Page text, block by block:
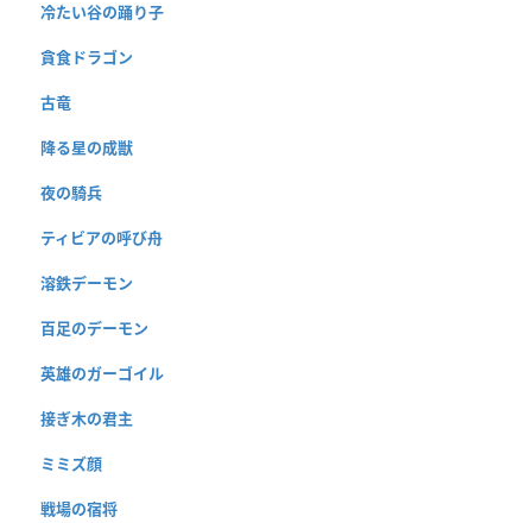
冷たい谷の踊り子
貪食ドラゴン
古竜
降る星の成獣
夜の騎兵
ティビアの呼び舟
溶鉄デーモン
百足のデーモン
英雄のガーゴイル
接ぎ木の君主
ミミズ顔
戦場の宿将